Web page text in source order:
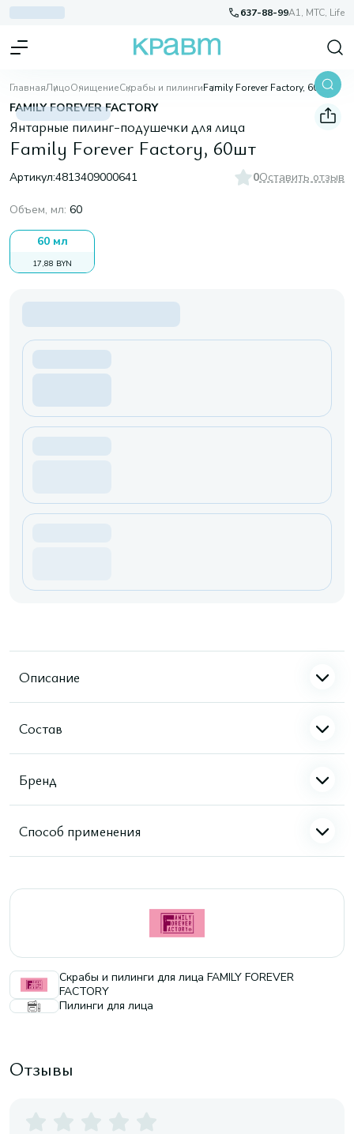
637-88-99A1, МТС, Life
ГлавнаяЛицоОчищениеСкрабы и пилингиFamily Forever Factory, 60шт
FAMILY FOREVER FACTORY
Янтарные пилинг-подушечки для лица
Family Forever Factory, 60шт
Артикул:4813409000641 0Оставить отзыв
Объем, мл: 60
60 мл
17,88 BYN
Описание
Состав
Бренд
Способ применения
Скрабы и пилинги для лица FAMILY FOREVER
FACTORY
Пилинги для лица
Отзывы